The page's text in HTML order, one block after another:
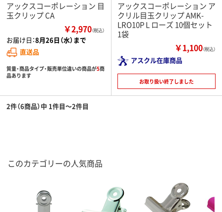
アックスコーポレーション 目
玉クリップ CA
￥2,970（税込）
お届け日：8月26日（水）まで
直送品
質量・商品タイプ・販売単位違いの商品が5商
品あります
アックスコーポレーション ア
クリル目玉クリップ AMK-
LRO10P L ローズ 10個セット
1袋
￥1,100（税込）
アスクル在庫商品
お取り扱い終了しました
2件（6商品）中 1件目～2件目
このカテゴリーの人気商品